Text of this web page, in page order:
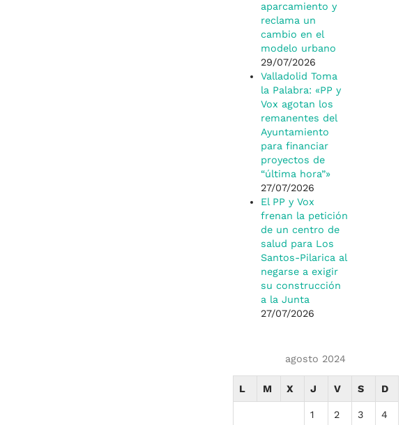
aparcamiento y
reclama un
cambio en el
modelo urbano
29/07/2026
Valladolid Toma
la Palabra: «PP y
Vox agotan los
remanentes del
Ayuntamiento
para financiar
proyectos de
“última hora”»
27/07/2026
El PP y Vox
frenan la petición
de un centro de
salud para Los
Santos-Pilarica al
negarse a exigir
su construcción
a la Junta
27/07/2026
agosto 2024
L M X J V S D
1 2 3 4